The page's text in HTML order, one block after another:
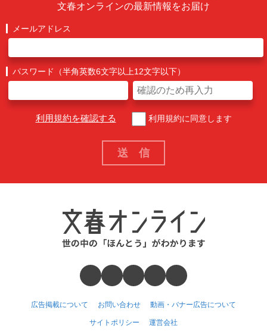
文春オンラインの最新情報をお届け
メールアドレス
パスワード（半角英数6文字以上12文字以下）
利用規約を確認する 利用規約に同意します
広告掲載について お問い合わせ 動画・バナー広告について
サイトポリシー 運営会社